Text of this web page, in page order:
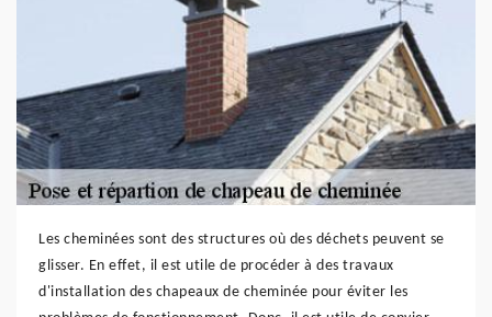
Les cheminées sont des structures où des déchets peuvent se
glisser. En effet, il est utile de procéder à des travaux
d'installation des chapeaux de cheminée pour éviter les